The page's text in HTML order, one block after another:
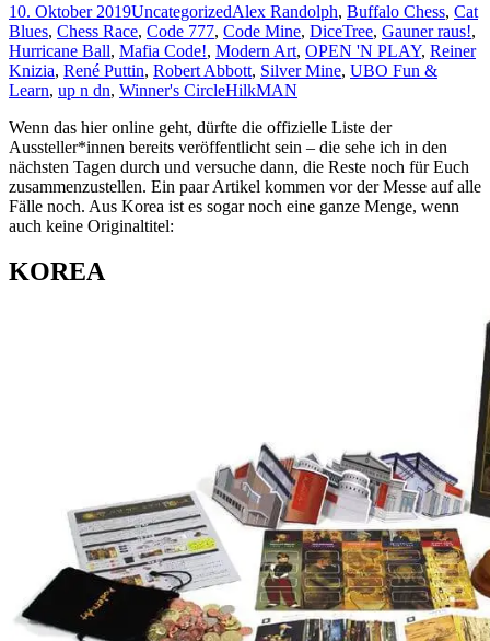
10. Oktober 2019UncategorizedAlex Randolph, Buffalo Chess, Cat
Blues, Chess Race, Code 777, Code Mine, DiceTree, Gauner raus!,
Hurricane Ball, Mafia Code!, Modern Art, OPEN 'N PLAY, Reiner
Knizia, René Puttin, Robert Abbott, Silver Mine, UBO Fun &
Learn, up n dn, Winner's CircleHilkMAN
Wenn das hier online geht, dürfte die offizielle Liste der
Aussteller*innen bereits veröffentlicht sein – die sehe ich in den
nächsten Tagen durch und versuche dann, die Reste noch für Euch
zusammenzustellen. Ein paar Artikel kommen vor der Messe auf alle
Fälle noch. Aus Korea ist es sogar noch eine ganze Menge, wenn
auch keine Originaltitel:
KOREA